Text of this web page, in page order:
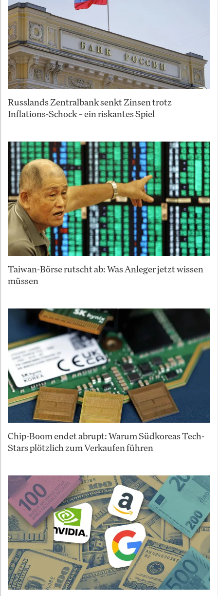
Russlands Zentralbank senkt Zinsen trotz
Inflations-Schock – ein riskantes Spiel
Taiwan-Börse rutscht ab: Was Anleger jetzt wissen
müssen
Chip-Boom endet abrupt: Warum Südkoreas Tech-
Stars plötzlich zum Verkaufen führen